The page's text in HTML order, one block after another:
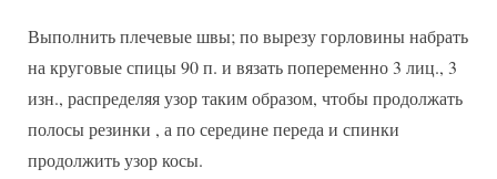
Выполнить плечевые швы; по вырезу горловины набрать
на круговые спицы 90 п. и вязать попеременно 3 лиц., 3
изн., распределяя узор таким образом, чтобы продолжать
полосы резинки , а по середине переда и спинки
продолжить узор косы.